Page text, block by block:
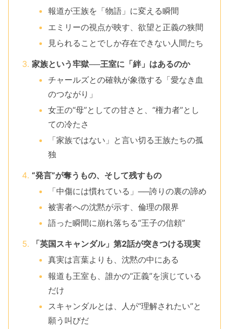
報道が王族を「物語」に変える瞬間
エミリーの視点が映す、欲望と正義の狭間
見られることでしか存在できない人間たち
家族という牢獄──王室に「絆」はあるのか
チャールズとの確執が象徴する「愛なき血
のつながり」
女王の“母”としての甘さと、“権力者”とし
ての冷たさ
「家族ではない」と言い切る王族たちの孤
独
“発言”が奪うもの、そして残すもの
「中傷には慣れている」──誇りの裏の諦め
被害者への沈黙が示す、倫理の限界
語った瞬間に崩れ落ちる“王子の信頼”
「英国スキャンダル」第2話が突きつける現実
真実は言葉よりも、沈黙の中にある
報道も王室も、誰かの“正義”を演じている
だけ
スキャンダルとは、人が“理解されたい”と
願う叫びだ